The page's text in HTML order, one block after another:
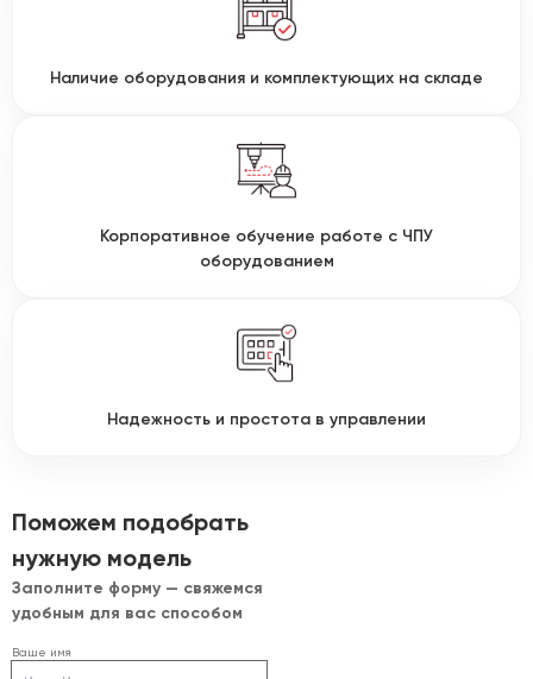
Наличие оборудования и комплектующих на складе
Корпоративное обучение работе с ЧПУ
оборудованием
Надежность и простота в управлении
Поможем подобрать
нужную модель
Заполните форму — свяжемся
удобным для вас способом
Ваше имя